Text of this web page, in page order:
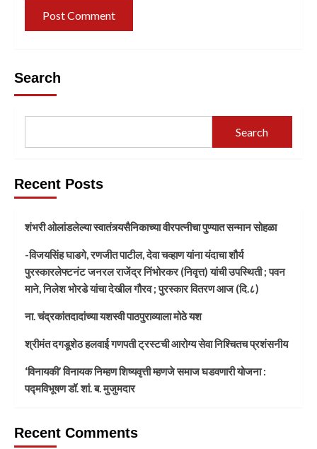
Search
Search
Recent Posts
शंभरी ओलांडलेल्या स्वातंत्र्यसैनिकाच्या वीरपत्नीचा पुण्यात सन्मान सोहळा
-विजयसिंह घाडगे, रणजीत पाटील, देवा चव्हाण यांना यंदाचा शौर्य
पुरस्कारलेफ्टनंट जनरल राजेंद्र निंभोरकर (निवृत्त) यांची उपस्थिती ; पवन
माने, निलेश भोरडे यांचा देखील गौरव ; पुरस्कार वितरण आज (दि.८)
ना. चंद्रकांतदादांच्या यशस्वी पाठपुराव्याला मोठे यश
श्रीमंत दगडूशेठ हलवाई गणपती ट्रस्टची आरोग्य सेवा निश्चितच प्रशंसनीय
‘विनायकी’ विनायक निम्हण शिष्यवृत्ती म्हणजे समाज घडवणारी योजना :
पद्मविभूषण डॉ. शां. ब. मुजुमदार
Recent Comments